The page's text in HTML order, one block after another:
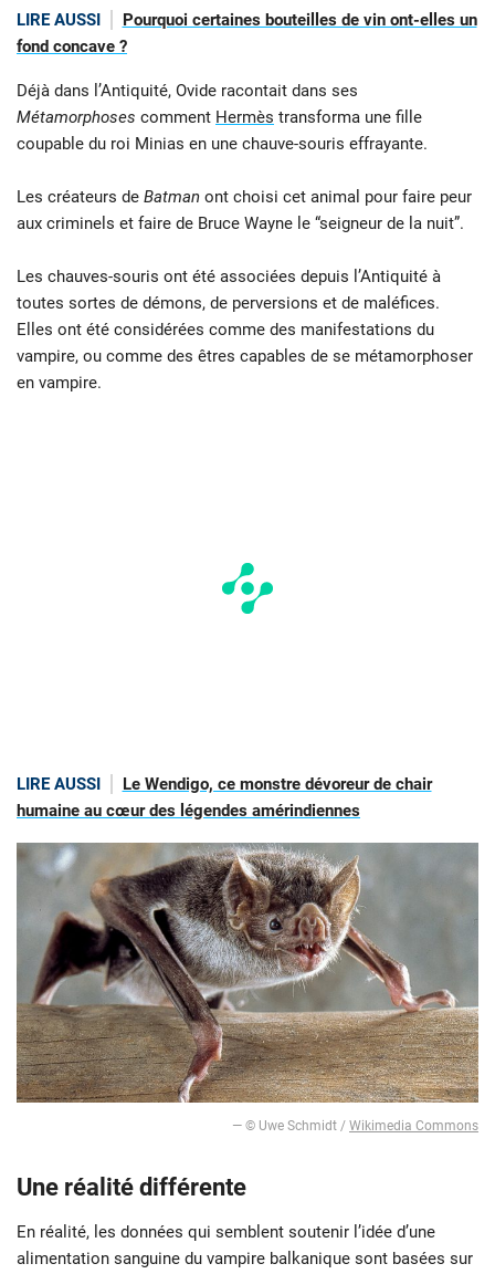
LIRE AUSSI
Pourquoi certaines bouteilles de vin ont-elles un
fond concave ?
Déjà dans l’Antiquité, Ovide racontait dans ses
Métamorphoses comment Hermès transforma une fille
coupable du roi Minias en une chauve-souris effrayante.
Les créateurs de Batman ont choisi cet animal pour faire peur
aux criminels et faire de Bruce Wayne le “seigneur de la nuit”.
Les chauves-souris ont été associées depuis l’Antiquité à
toutes sortes de démons, de perversions et de maléfices.
Elles ont été considérées comme des manifestations du
vampire, ou comme des êtres capables de se métamorphoser
en vampire.
LIRE AUSSI
Le Wendigo, ce monstre dévoreur de chair
humaine au cœur des légendes amérindiennes
— © Uwe Schmidt / Wikimedia Commons
Une réalité différente
En réalité, les données qui semblent soutenir l’idée d’une
alimentation sanguine du vampire balkanique sont basées sur